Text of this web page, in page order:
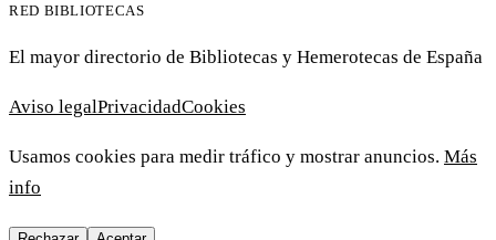
RED BIBLIOTECAS
El mayor directorio de Bibliotecas y Hemerotecas de España
Aviso legalPrivacidadCookies
Usamos cookies para medir tráfico y mostrar anuncios. Más
info